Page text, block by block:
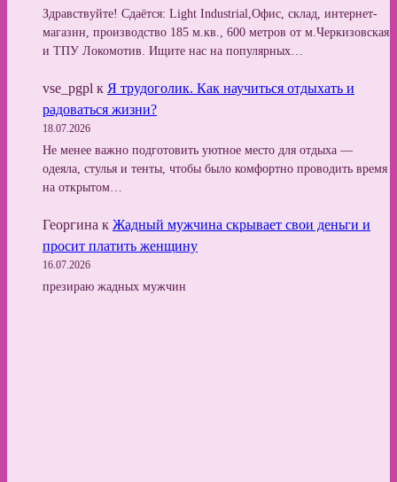
Здравствуйте! Сдаётся: Light Industrial,Офис, склад, интернет-
магазин, производство 185 м.кв., 600 метров от м.Черкизовская
и ТПУ Локомотив. Ищите нас на популярных…
vse_pgpl к Я трудоголик. Как научиться отдыхать и
радоваться жизни?
18.07.2026
Не менее важно подготовить уютное место для отдыха —
одеяла, стулья и тенты, чтобы было комфортно проводить время
на открытом…
Георгина к Жадный мужчина скрывает свои деньги и
просит платить женщину
16.07.2026
презираю жадных мужчин